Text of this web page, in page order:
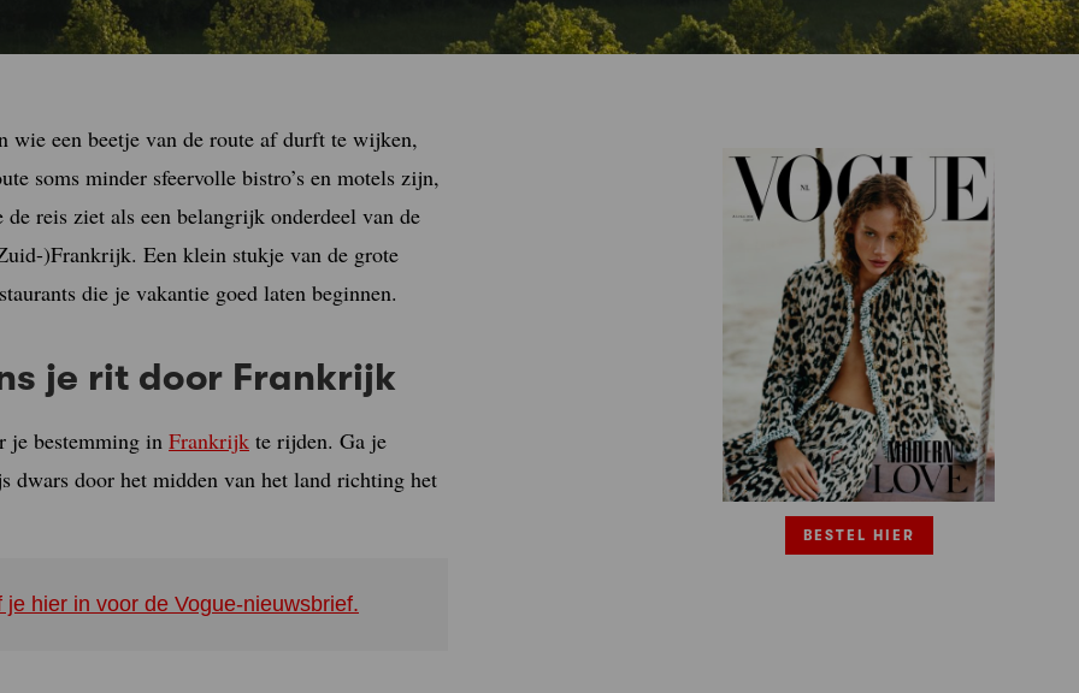
een beetje van de route af durft te wijken,
soms minder sfeervolle bistro’s en motels zijn,
reis ziet als een belangrijk onderdeel van de
)Frankrijk. Een klein stukje van de grote
die je vakantie goed laten beginnen.
je rit door Frankrijk
je bestemming in Frankrijk te rijden. Ga je
dwars door het midden van het land richting het
hier in voor de Vogue-nieuwsbrief.
BESTEL HIER